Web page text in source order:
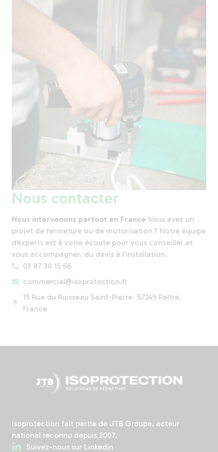
Nous contacter
Nous intervenons partout en France Vous avez un
projet de fermeture ou de motorisation ? Notre équipe
d’experts est à votre écoute pour vous conseiller et
vous accompagner, du devis à l’installation.
03 87 38 15 66
commercial@isoprotection.fr
15 Rue du Ruisseau Saint-Pierre 57245 Peltre,
France
Isoprotection fait partie de JTB Groupe, acteur
national reconnu depuis 2007.
Suivez-nous sur Linkedin